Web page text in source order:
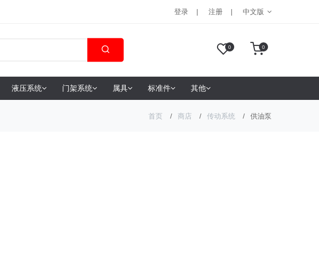
登录 注册 中文版
0 0
液压系统 门架系统 属具 标准件 其他
首页 商店 传动系统 供油泵